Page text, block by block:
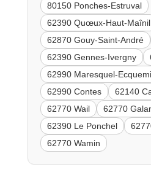
80150 Ponches-Estruval
62390 Quœux-Haut-Maînil
62870 Gouy-Saint-André
62390 Gennes-Ivergny
62990 Maresquel-
62990 Contes
62140
62770 Wail
62770
62390 Le Ponchel
62770 Wamin